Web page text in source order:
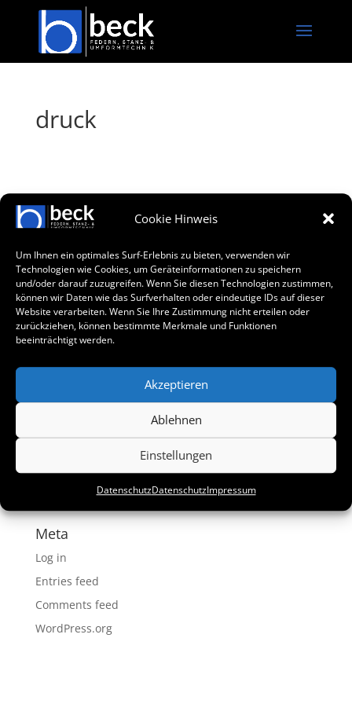
Cookie Hinweis
Um Ihnen ein optimales Surf-Erlebnis zu bieten, verwenden wir
Technologien wie Cookies, um Geräteinformationen zu speichern
und/oder darauf zuzugreifen. Wenn Sie diesen Technologien zustimmen,
können wir Daten wie das Surfverhalten oder eindeutige IDs auf dieser
Website verarbeiten. Wenn Sie Ihre Zustimmung nicht erteilen oder
zurückziehen, können bestimmte Merkmale und Funktionen
beeinträchtigt werden.
Akzeptieren
Ablehnen
Einstellungen
DatenschutzDatenschutzImpressum
druck
Recent Comments
Categories
No categories
Meta
Log in
Entries feed
Comments feed
WordPress.org